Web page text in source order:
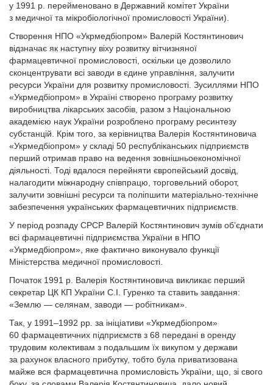
у 1991 р. перейменовано в Державний комітет України
з медичної та мікробіологічної промисловості України).
Створення НПО «Укрмедбіопром» Валерій Костянтинович
відзначає як наступну віху розвитку вітчизняної
фармацевтичної промисловості, оскільки це дозволило
сконцентрувати всі заводи в єдине управління, залучити
ресурси України для розвитку промисловості. Зусиллями НПО
«Укрмедбіопром» в Україні створено програму розвитку
виробництва лікарських засобів, разом з Національною
академією наук України розроблено програму ресинтезу
субстанцій. Крім того, за керівництва Валерія Костянтиновича
«Укрмедбіопром» у складі 50 республіканських підприємств
перший отримав право на ведення зовнішньоекономічної
діяльності. Тоді вдалося перейняти європейський досвід,
налагодити міжнародну співпрацю, торговельний оборот,
залучити зовнішні ресурси та поліпшити матеріально-технічне
забезпечення українських фармацевтичних підприємств.
У період розпаду СРСР Валерій Костянтинович зумів об’єднати
всі фармацевтичні підприємства України в НПО
«Укрмедбіопром», яке фактично виконувало функції
Міністерства медичної промисловості.
Початок 1991 р. Валерія Костянтиновича викликає перший
секретар ЦК КП України С.І. Гуренко та ставить завдання:
«Землю — селянам, заводи — робітникам».
Так, у 1991–1992 рр. за ініціативи «Укрмедбіопром»
60 фармацевтичних підприємств з 68 передані в оренду
трудовим колективам з подальшим їх викупом у держави
за рахунок власного прибутку, тобто була приватизована
майже вся фармацевтична промисловість України, що, зі свого